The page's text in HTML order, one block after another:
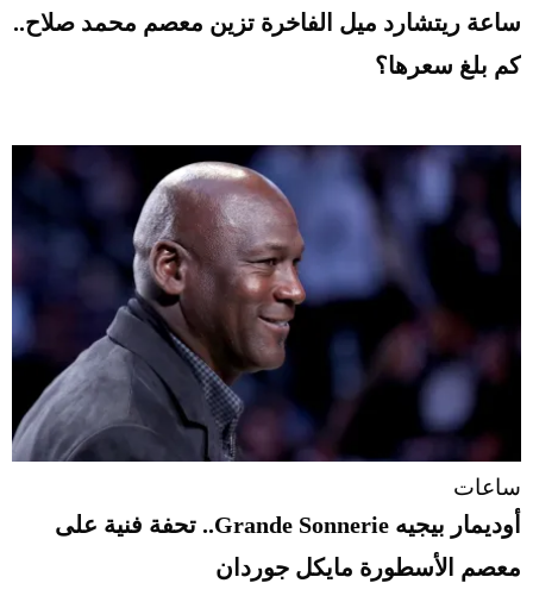
ساعة ريتشارد ميل الفاخرة تزين معصم محمد صلاح..
كم بلغ سعرها؟
ساعات
أوديمار بيجيه Grande Sonnerie.. تحفة فنية على
معصم الأسطورة مايكل جوردان